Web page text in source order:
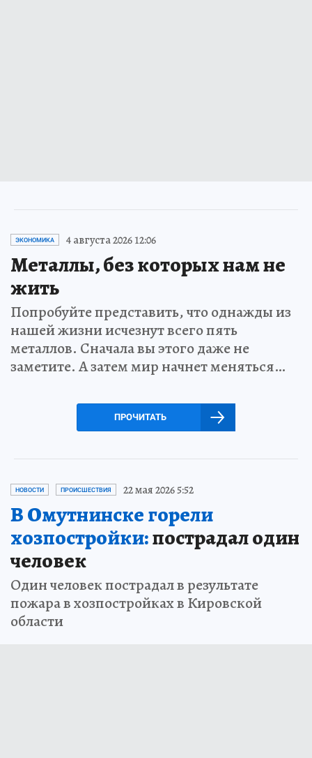
ЭКОНОМИКА 4 августа 2026 12:06
Металлы, без которых нам не
жить
Попробуйте представить, что однажды из
нашей жизни исчезнут всего пять
металлов. Сначала вы этого даже не
заметите. А затем мир начнет меняться…
ПРОЧИТАТЬ
НОВОСТИ ПРОИСШЕСТВИЯ 22 мая 2026 5:52
В Омутнинске горели
хозпостройки:пострадал один
человек
Один человек пострадал в результате
пожара в хозпостройках в Кировской
области